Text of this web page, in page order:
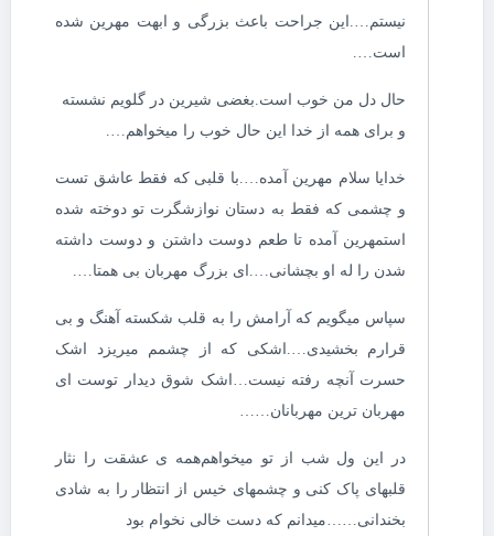
نیستم….این جراحت باعث بزرگی و ابهت مهرین شده
است….
حال دل من خوب است.بغضی شیرین در گلویم نشسته
و برای همه از خدا این حال خوب را میخواهم….
خدایا سلام مهرین آمده….با قلبی که فقط عاشق تست
و چشمی که فقط به دستان نوازشگرت تو دوخته شده
استمهرین آمده تا طعم دوست داشتن و دوست داشته
شدن را له او بچشانی….ای بزرگ مهربان بی همتا….
سپاس میگویم که آرامش را به قلب شکسته آهنگ و بی
قرارم بخشیدی….اشکی که از چشمم میریزد اشک
حسرت آنچه رفته نیست…اشک شوق دیدار توست ای
مهربان ترین مهربانان……
در این ول شب از تو میخواهم‌همه ی عشقت را نثار
قلبهای پاک کنی و چشمهای خیس از انتظار را به شادی
بخندانی……میدانم که دست خالی نخوام بود